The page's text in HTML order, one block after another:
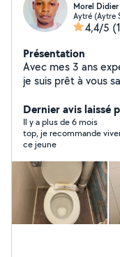
Morel Didier
Aytré (Aytre
4,4/5
Présentation
Avec mes 3 ans
je suis prêt à vous
Dernier avis laissé
Il y a plus de 6 mois
top, je recommande
ce jeune